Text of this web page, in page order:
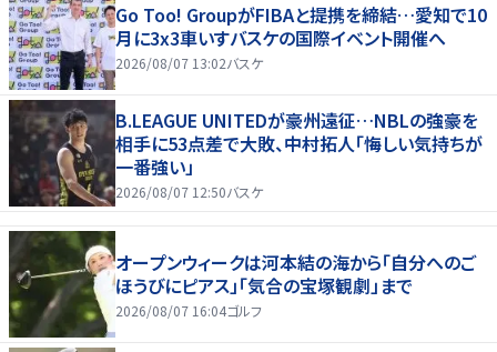
Go Too! GroupがFIBAと提携を締結…愛知で10
月に3x3車いすバスケの国際イベント開催へ
2026/08/07 13:02バスケ
B.LEAGUE UNITEDが豪州遠征…NBLの強豪を
相手に53点差で大敗、中村拓人「悔しい気持ちが
一番強い」
2026/08/07 12:50バスケ
オープンウィークは河本結の海から「自分へのご
ほうびにピアス」「気合の宝塚観劇」まで
2026/08/07 16:04ゴルフ